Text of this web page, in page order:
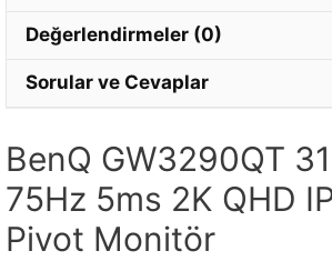
Değerlendirmeler (0)
Sorular ve Cevaplar
BenQ GW3290QT
75Hz 5ms 2K QHD
Pivot Monitör